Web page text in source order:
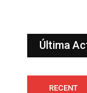
Última
RECENT